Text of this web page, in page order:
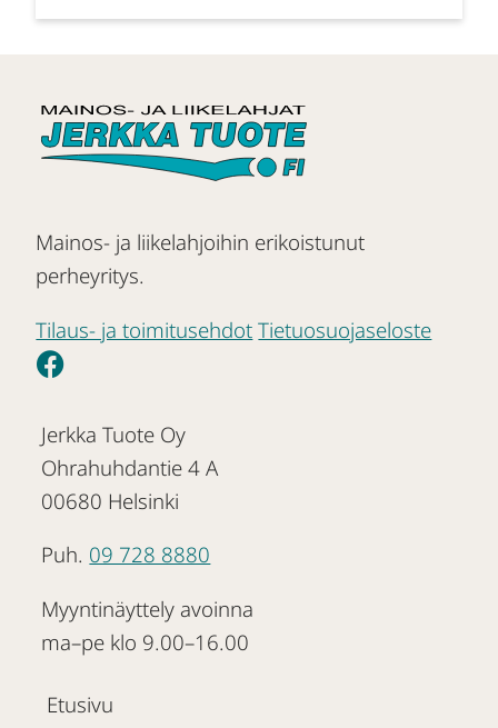
Mainos- ja liikelahjoihin erikoistunut
perheyritys.
Tilaus- ja toimitusehdot Tietuosuojaseloste
Jerkka Tuote Oy
Ohrahuhdantie 4 A
00680 Helsinki
Puh. 09 728 8880
Myyntinäyttely avoinna
ma–pe klo 9.00–16.00
Etusivu